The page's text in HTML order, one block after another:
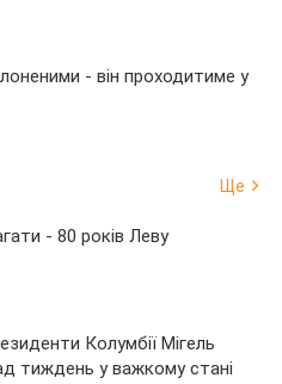
- він проходитиме у
Ще
- 80 років Леву
Колумбії Мігель
тиждень у важкому стані